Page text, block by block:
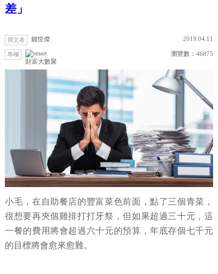
差」
撰文者 錢世傑 2019.04.11
專欄
財富大數聚
瀏覽數： 46875
小毛，在自助餐店的豐富菜色前面，點了三個青菜，
很想要再夾個雞排打打牙祭，但如果超過三十元，這
一餐的費用將會超過六十元的預算，年底存個七千元
的目標將會愈來愈難。